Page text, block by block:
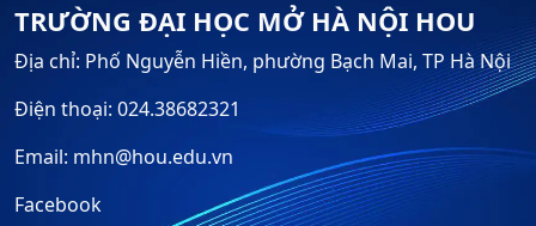
TRƯỜNG ĐẠI HỌC MỞ HÀ NỘI HOU
Địa chỉ: Phố Nguyễn Hiền, phường Bạch Mai, TP Hà Nội
Điện thoại: 024.38682321
Email: mhn@hou.edu.vn
Facebook